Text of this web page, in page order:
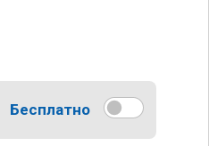
Бесплатно